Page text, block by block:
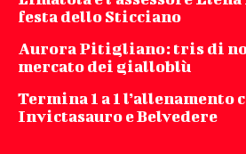
festa dello Sticciano
Aurora Pitigliano: tris di
mercato dei gialloblù
Termina 1 a 1
Invictasauro e Belvedere